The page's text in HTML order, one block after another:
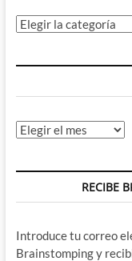
Categorías
Archivos
RECIBE
Introduce tu correo
Brainstomping y